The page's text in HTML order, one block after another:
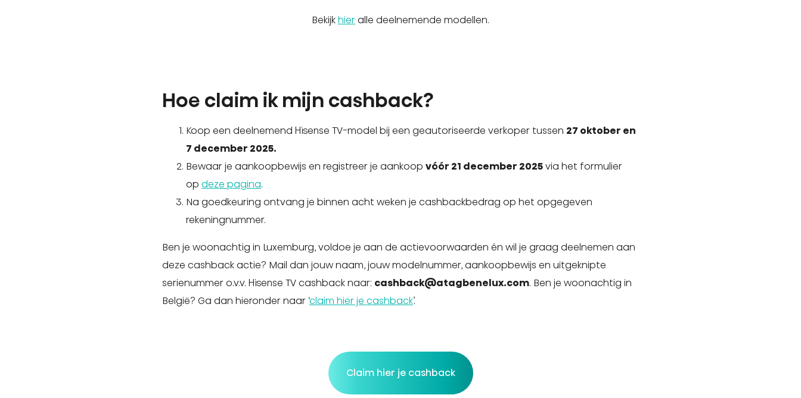
Bekijkhieralle deelnemende modellen.
Hoe claim ik mijn cashback?
Koop een deelnemend Hisense TV-model bij een geautoriseerde verkoper tussen 27 oktober en
7 december 2025.
Bewaar je aankoopbewijs en registreer je aankoop vóór 21 december 2025via het formulier
op deze pagina.
Na goedkeuring ontvang je binnen acht weken je cashbackbedrag op het opgegeven
rekeningnummer.
Ben je woonachtig in Luxemburg, voldoe je aan de actievoorwaarden én wil je graag deelnemen aan
deze cashback actie? Mail dan jouw naam, jouw modelnummer, aankoopbewijs en uitgeknipte
serienummer o.v.v. Hisense TV cashback naar: cashback@atagbenelux.com. Ben je woonachtig in
België? Ga dan hieronder naar ‘claim hier je cashback’.
Claim hier je cashback